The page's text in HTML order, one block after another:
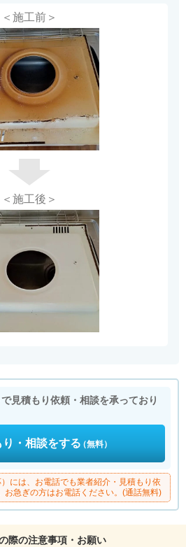
＜施工前＞
＜施工後＞
見積もり依頼・相談を承っており
り・相談をする（無料）
には、お電話でも業者紹介・見積もり依
お急ぎの方はお電話ください。(通話無料)
際の注意事項・お願い